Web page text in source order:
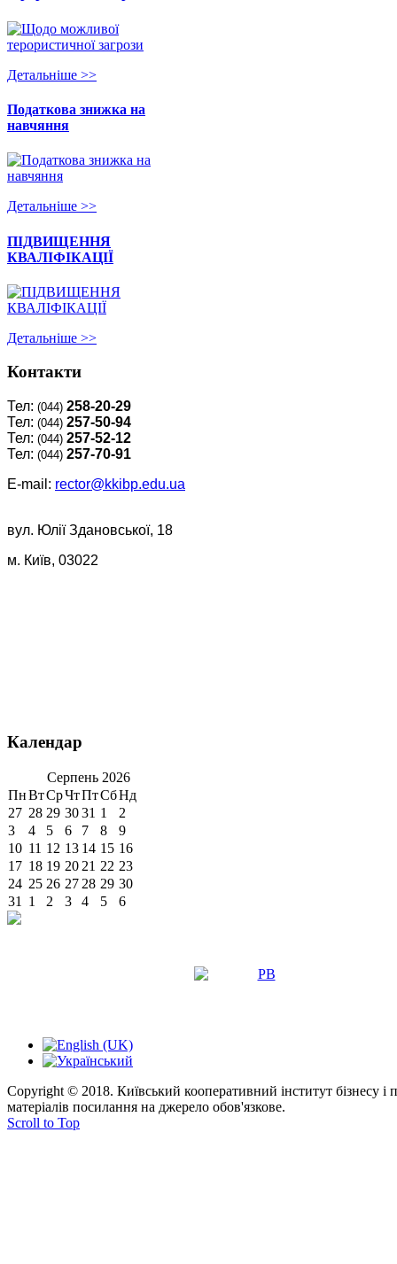
Детальнiше >>
Податкова знижка на
навчяння
Детальнiше >>
ПІДВИЩЕННЯ
КВАЛІФІКАЦІЇ
Детальнiше >>
Контакти
Тел: (044) 258-20-29
Тел: (044) 257-50-94
Тел: (044) 257-52-12
Тел: (044) 257-70-91
E-mail: rector@kkibp.edu.ua
вул. Юлії Здановської, 18
м. Київ, 03022
Календар
Серпень 2026
ПнВтСрЧтПтСбНд
27 28 29 3031 1
2
3
4 5 6 7 8
9
10 11 12 13 14 15 16
17 18 19 20 21 22 23
24 25 26 27 28 29 30
31
1 2 3 4 5 6
Copyright © 2018. Київський кооперативний інститут бізнесу
матеріалів посилання на джерело обов'язкове.
Scroll to Top